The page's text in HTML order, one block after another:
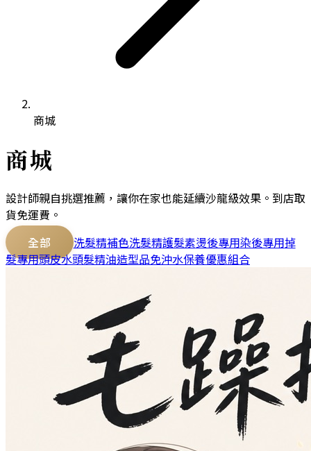
商城
商城
設計師親自挑選推薦，讓你在家也能延續沙龍級效果。到店取
貨免運費。
全部
洗髮精補色洗髮精護髮素燙後專用染後專用掉
髮專用頭皮水頭髮精油造型品免沖水保養優惠組合